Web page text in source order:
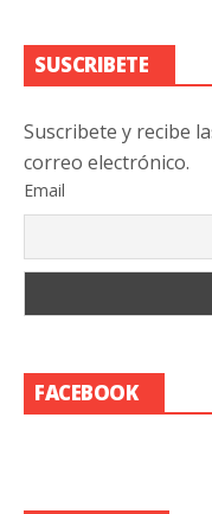
SUSCRIBETE
Suscribete y recibe
correo electrónico.
Email
FACEBOOK